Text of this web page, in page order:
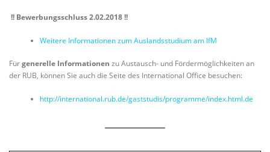
!! Bewerbungsschluss 2.02.2018 !!
Weitere Informationen zum Auslandsstudium am IfM
Fürgenerelle Informationen zu Austausch- und Fördermöglichkeiten an
der RUB, können Sie auch die Seite des International Office besuchen:
http://international.rub.de/gaststudis/programme/index.html.de